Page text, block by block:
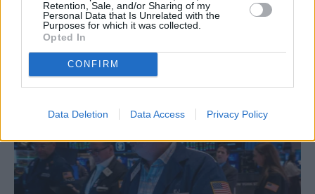
Retention, Sale, and/or Sharing of my
Personal Data that Is Unrelated with the
Purposes for which it was collected.
Opted In
CONFIRM
Data Deletion Data Access Privacy Policy
Ευρωαγορές: Ήπια κέρδη και αντοχή του τεχνολογικού
κλάδου παρά τις ασιατικές πιέσεις
6 Αυγούστου, 2026